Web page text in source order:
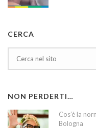
CERCA
NON PERDERTI…
Cos’è la
Bologna